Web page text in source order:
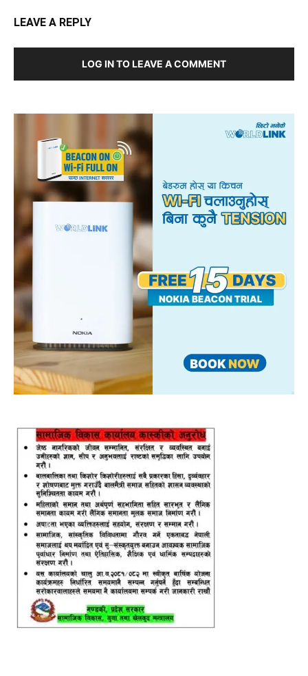
LEAVE A REPLY
LOG IN TO LEAVE A COMMENT